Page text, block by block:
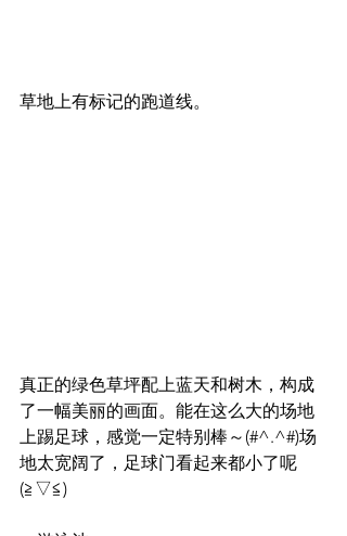
草地上有标记的跑道线。
真正的绿色草坪配上蓝天和树木，构成
了一幅美丽的画面。能在这么大的场地
上踢足球，感觉一定特别棒～(#^.^#)场
地太宽阔了，足球门看起来都小了呢
(≧▽≦)